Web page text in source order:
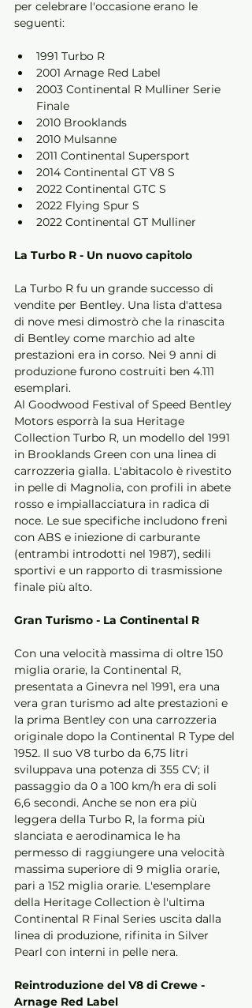
per celebrare l'occasione erano le
seguenti:
1991 Turbo R
2001 Arnage Red Label
2003 Continental R Mulliner Serie
Finale
2010 Brooklands
2010 Mulsanne
2011 Continental Supersport
2014 Continental GT V8 S
2022 Continental GTC S
2022 Flying Spur S
2022 Continental GT Mulliner
La Turbo R - Un nuovo capitolo
La Turbo R fu un grande successo di
vendite per Bentley. Una lista d'attesa
di nove mesi dimostrò che la rinascita
di Bentley come marchio ad alte
prestazioni era in corso. Nei 9 anni di
produzione furono costruiti ben 4.111
esemplari.
Al Goodwood Festival of Speed Bentley
Motors esporrà la sua Heritage
Collection Turbo R, un modello del 1991
in Brooklands Green con una linea di
carrozzeria gialla. L'abitacolo è rivestito
in pelle di Magnolia, con profili in abete
rosso e impiallacciatura in radica di
noce. Le sue specifiche includono freni
con ABS e iniezione di carburante
(entrambi introdotti nel 1987), sedili
sportivi e un rapporto di trasmissione
finale più alto.
Gran Turismo - La Continental R
Con una velocità massima di oltre 150
miglia orarie, la Continental R,
presentata a Ginevra nel 1991, era una
vera gran turismo ad alte prestazioni e
la prima Bentley con una carrozzeria
originale dopo la Continental R Type del
1952. Il suo V8 turbo da 6,75 litri
sviluppava una potenza di 355 CV; il
passaggio da 0 a 100 km/h era di soli
6,6 secondi. Anche se non era più
leggera della Turbo R, la forma più
slanciata e aerodinamica le ha
permesso di raggiungere una velocità
massima superiore di 9 miglia orarie,
pari a 152 miglia orarie. L'esemplare
della Heritage Collection è l'ultima
Continental R Final Series uscita dalla
linea di produzione, rifinita in Silver
Pearl con interni in pelle nera.
Reintroduzione del V8 di Crewe -
Arnage Red Label